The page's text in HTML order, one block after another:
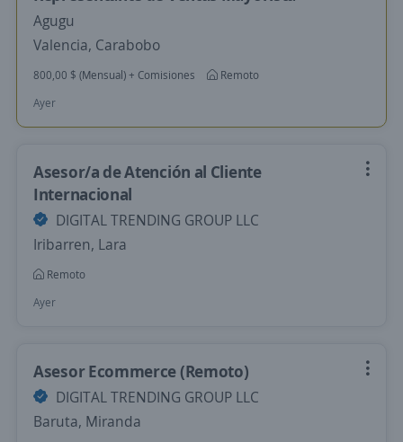
Agugu
Valencia, Carabobo
800,00 $ (Mensual) + Comisiones
Remoto
Ayer
Asesor/a de Atención al Cliente
Internacional
DIGITAL TRENDING GROUP LLC
Iribarren, Lara
Remoto
Ayer
Asesor Ecommerce (Remoto)
DIGITAL TRENDING GROUP LLC
Baruta, Miranda